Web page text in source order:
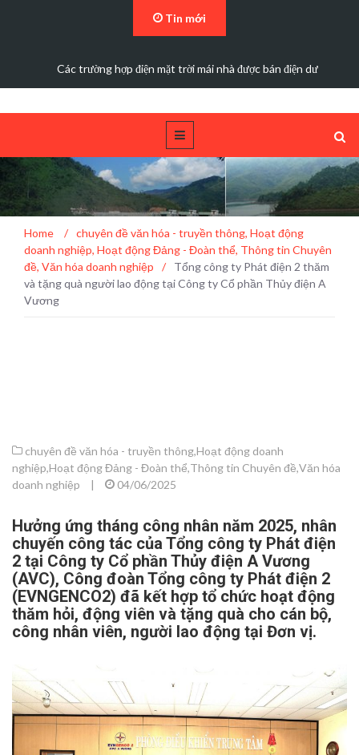
Tin mới
Các trường hợp điện mặt trời mái nhà được bán điện dư
người lao động tại Công ty Cổ phần Thủy điện A
Vương
Home / chuyên đề văn hóa - truyền thông, Hoạt động
doanh nghiệp, Hoạt động Đảng - Đoàn thể, Thông tin Chuyên
đề, Văn hóa doanh nghiệp /
Tổng công ty Phát điện 2 thăm
và tặng quà người lao động tại Công ty Cổ phần Thủy điện A
Vương
chuyên đề văn hóa - truyền thông,Hoạt động doanh
nghiệp,Hoạt động Đảng - Đoàn thể,Thông tin Chuyên đề,Văn hóa
doanh nghiệp
| 04/06/2025
Hưởng ứng tháng công nhân năm 2025, nhân
chuyến công tác của Tổng công ty Phát điện
2 tại Công ty Cổ phần Thủy điện A Vương
(AVC), Công đoàn Tổng công ty Phát điện 2
(EVNGENCO2) đã kết hợp tổ chức hoạt động
thăm hỏi, động viên và tặng quà cho cán bộ,
công nhân viên, người lao động tại Đơn vị.